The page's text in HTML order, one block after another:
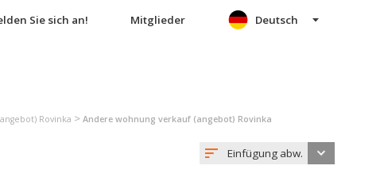
Sie sich an! Mitglieder Deutsch
Rovinka > Andere wohnung verkauf (angebot) Rovinka
Einfügung abw.